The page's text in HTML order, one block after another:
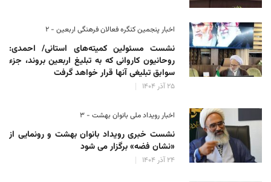
اخبار پنجمین کنگره فعالان فرهنگی اربعین - ۲
نشست مسئولین کمیته‌های استانی/ احمدی:
روحانیون کاروانی که به تبلیغ اربعین بروند، جزء
سوابق تبلیغی آنها قرار خواهد گرفت
۲۵ آذر ۱۴۰۴
اخبار رویداد ملی بانوان بهشت - ۳
نشست خبری رویداد بانوان بهشت و رونمایی از
«نشان فضه» برگزار می شود
۲۴ آذر ۱۴۰۴